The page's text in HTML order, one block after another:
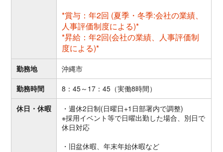
*賞与：年2回 (夏季・冬季:会社の業績、
人事評価制度による)*
*昇給：年2回(会社の業績、人事評価制
度による)*
勤務地
沖縄市
勤務時間
8：45～17：45（実働8時間）
休日・休暇
・週休2日制(日曜日+1日部署内で調整)
※採用イベント等で日曜出勤した場合、別日で
休日対応
・旧盆休暇、年末年始休暇など